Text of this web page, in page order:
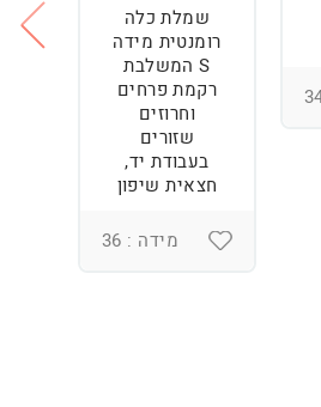
שמלת כלה
רומנטית מידה
S המשלבת
רקמת פרחים
וחרוזים
שזורים
בעבודת יד,
חצאית שיפון
מידה : 36